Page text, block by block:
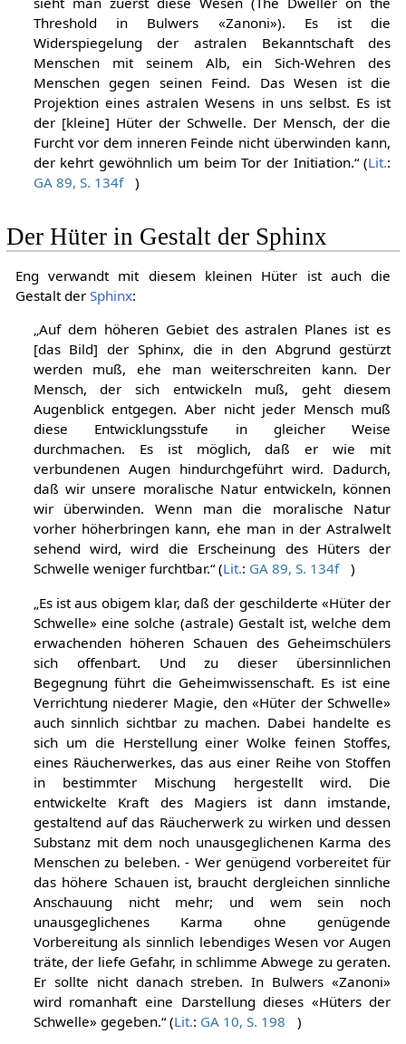
Threshold in Bulwers «Zanoni»). Es ist die
Widerspiegelung der astralen Bekanntschaft des
Menschen mit seinem Alb, ein Sich-Wehren des
Menschen gegen seinen Feind. Das Wesen ist die
Projektion eines astralen Wesens in uns selbst. Es ist
der [kleine] Hüter der Schwelle. Der Mensch, der die
Furcht vor dem inneren Feinde nicht überwinden kann,
der kehrt gewöhnlich um beim Tor der Initiation.“ (Lit.:
GA 89, S. 134f
)
Der Hüter in Gestalt der Sphinx
Eng verwandt mit diesem kleinen Hüter ist auch die
Gestalt der Sphinx:
„Auf dem höheren Gebiet des astralen Planes ist es
[das Bild] der Sphinx, die in den Abgrund gestürzt
werden muß, ehe man weiterschreiten kann. Der
Mensch, der sich entwickeln muß, geht diesem
Augenblick entgegen. Aber nicht jeder Mensch muß
diese Entwicklungsstufe in gleicher Weise
durchmachen. Es ist möglich, daß er wie mit
verbundenen Augen hindurchgeführt wird. Dadurch,
daß wir unsere moralische Natur entwickeln, können
wir überwinden. Wenn man die moralische Natur
vorher höherbringen kann, ehe man in der Astralwelt
sehend wird, wird die Erscheinung des Hüters der
Schwelle weniger furchtbar.“ (Lit.: GA 89, S. 134f
)
„Es ist aus obigem klar, daß der geschilderte «Hüter der
Schwelle» eine solche (astrale) Gestalt ist, welche dem
erwachenden höheren Schauen des Geheimschülers
sich offenbart. Und zu dieser übersinnlichen
Begegnung führt die Geheimwissenschaft. Es ist eine
Verrichtung niederer Magie, den «Hüter der Schwelle»
auch sinnlich sichtbar zu machen. Dabei handelte es
sich um die Herstellung einer Wolke feinen Stoffes,
eines Räucherwerkes, das aus einer Reihe von Stoffen
in bestimmter Mischung hergestellt wird. Die
entwickelte Kraft des Magiers ist dann imstande,
gestaltend auf das Räucherwerk zu wirken und dessen
Substanz mit dem noch unausgeglichenen Karma des
Menschen zu beleben. - Wer genügend vorbereitet für
das höhere Schauen ist, braucht dergleichen sinnliche
Anschauung nicht mehr; und wem sein noch
unausgeglichenes Karma ohne genügende
Vorbereitung als sinnlich lebendiges Wesen vor Augen
träte, der liefe Gefahr, in schlimme Abwege zu geraten.
Er sollte nicht danach streben. In Bulwers «Zanoni»
wird romanhaft eine Darstellung dieses «Hüters der
Schwelle» gegeben.“ (Lit.: GA 10, S. 198
)